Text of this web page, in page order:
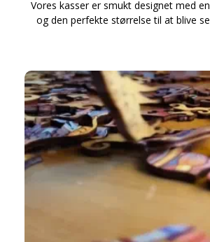
Vores kasser er smukt designet med
og den perfekte størrelse til at blive